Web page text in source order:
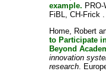
example.
FiBL, CH-Frick .
Home, Robert
to Participate
Beyond
innovation
research.